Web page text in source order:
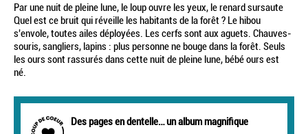
Par une nuit de pleine lune, le loup ouvre les yeux, le renard sursaute
Quel est ce bruit qui réveille les habitants de la forêt ? Le hibou
s'envole, toutes ailes déployées. Les cerfs sont aux aguets. Chauves-
souris, sangliers, lapins : plus personne ne bouge dans la forêt. Seuls
les ours sont rassurés dans cette nuit de pleine lune, bébé ours est
né.
Des pages en dentelle… un album magnifique